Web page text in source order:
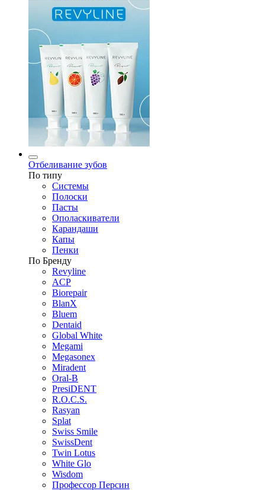
Отбеливание зубов
По типу
Системы
Полоски
Пасты
Ополаскиватели
Карандаши
Капы
Пенки
По Бренду
Revyline
ACP
Biorepair
BlanX
Bluem
Dentaid
Global White
Megami
Megasonex
Miradent
Oral-B
PresiDENT
R.O.C.S.
Rasyan
Splat
Swiss Smile
SwissDent
Twin Lotus
White Glo
Wisdom
Профессор Персин